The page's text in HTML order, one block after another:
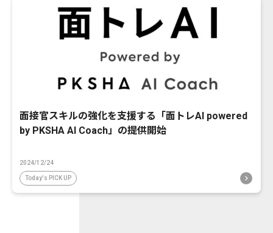
面接官スキルの強化を支援する「面トレAI powered
by PKSHA AI Coach」の提供開始
2024/12/24
Today's PICK UP